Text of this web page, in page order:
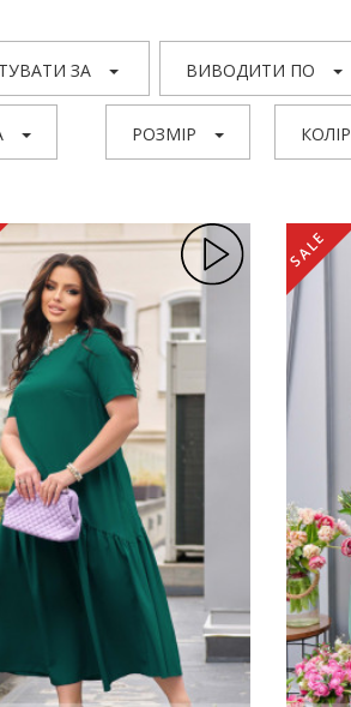
ЗА ВИВОДИТИ ПО
РОЗМІР КОЛІР
SALE